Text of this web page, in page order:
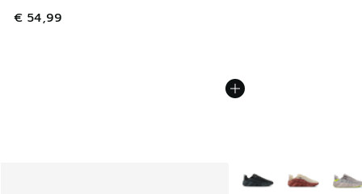
€ 54,99
Plus de couleurs